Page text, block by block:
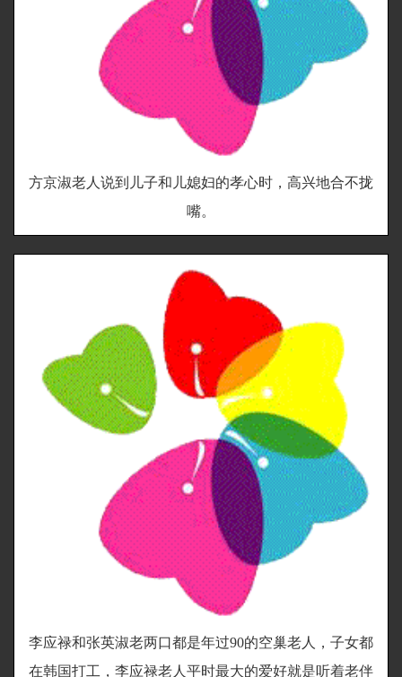
方京淑老人说到儿子和儿媳妇的孝心时，高兴地合不拢
嘴。
李应禄和张英淑老两口都是年过90的空巢老人，子女都
在韩国打工，李应禄老人平时最大的爱好就是听着老伴